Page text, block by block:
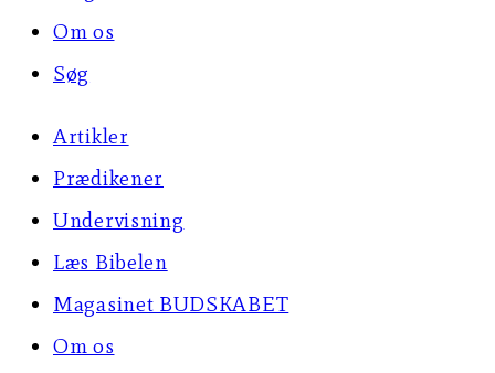
Om os
Søg
Artikler
Prædikener
Undervisning
Læs Bibelen
Magasinet BUDSKABET
Om os